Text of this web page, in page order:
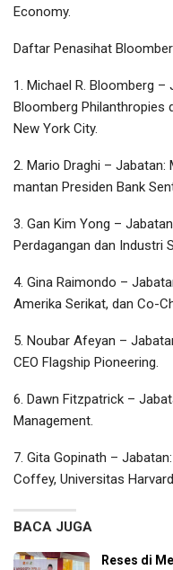
Economy.
Daftar Penasihat
1. Michael R. Bloomberg
Bloomberg Philanthropies
New York City.
2. Mario Draghi – Jabatan:
mantan Presiden Bank
3. Gan Kim Yong –
Perdagangan dan Industri
4. Gina Raimondo –
Amerika Serikat, dan Co-
5. Noubar Afeyan –
CEO Flagship Pioneering.
6. Dawn Fitzpatrick –
Management.
7. Gita Gopinath –
Coffey, Universitas
BACA JUGA
Reses di